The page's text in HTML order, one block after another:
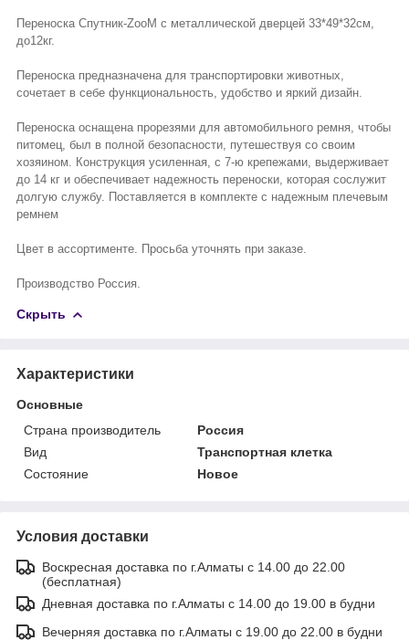
Переноска Спутник-ZooM с металлической дверцей 33*49*32см,
до12кг.
Переноска предназначена для транспортировки животных,
сочетает в себе функциональность, удобство и яркий дизайн.
Переноска оснащена прорезями для автомобильного ремня, чтобы
питомец, был в полной безопасности, путешествуя со своим
хозяином. Конструкция усиленная, с 7-ю крепежами, выдерживает
до 14 кг и обеспечивает надежность переноски, которая сослужит
долгую службу. Поставляется в комплекте с надежным плечевым
ремнем
Цвет в ассортименте. Просьба уточнять при заказе.
Производство Россия.
Скрыть
Характеристики
Основные
Страна производитель
Россия
Вид
Транспортная клетка
Состояние
Новое
Условия доставки
Воскресная доставка по г.Алматы с 14.00 до 22.00
(бесплатная)
Дневная доставка по г.Алматы с 14.00 до 19.00 в будни
Вечерняя доставка по г.Алматы с 19.00 до 22.00 в будни